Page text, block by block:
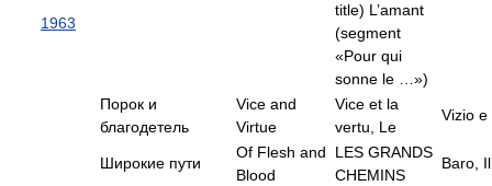
1963
title) L’amant
(segment
«Pour qui
sonne le …»)
Порок и
благодетель
Vice and
Virtue
Vice et la
vertu, Le
Vizio e
Широкие пути
Of Flesh and
Blood
LES GRANDS
CHEMINS
Baro, Il